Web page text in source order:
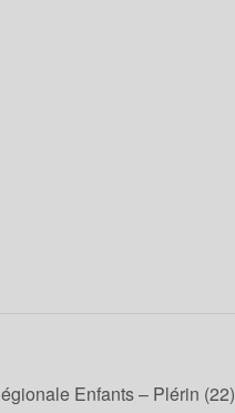
Enfants – Plérin (22)